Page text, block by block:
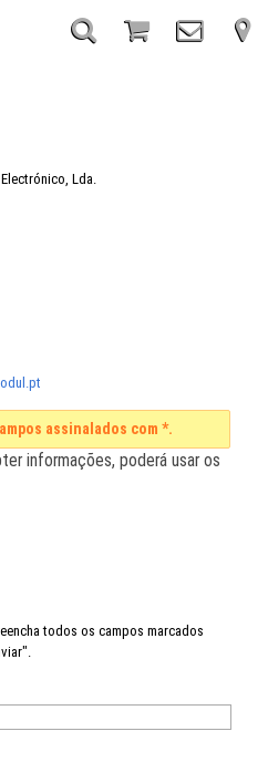
Lda.
assinalados com *.
informações, poderá usar os
todos os campos marcados